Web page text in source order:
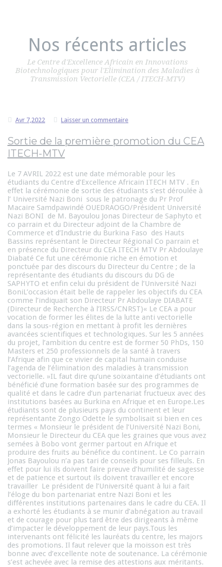
Nos récents articles
Le Centre d'Excellence Africain en Innovations
Biotechnologiques pour l'Elimination des Maladies à
Transmission Vectorielle (CEA / ITECH-MTV)
Avr 7,2022 Laisser un commentaire
Sortie de la première promotion du CEA
ITECH-MTV
Le 7 AVRIL 2022 est une date mémorable pour les
étudiants du Centre d’Excellence Africain ITECH MTV . En
effet la cérémonie de sortie des étudiants s’est déroulée à
l’ Université Nazi Boni sous le patronage du Pr Prof
Macaire Samdpawindé OUEDRAOGO/Président Université
Nazi BONI de M. Bayoulou Jonas Directeur de Saphyto et
co parrain et du Directeur adjoint de la Chambre de
Commerce et d’Industrie du Burkina Faso des Hauts
Bassins représentant le Directeur Régional Co parrain et
en présence du Directeur du CEA ITECH MTV Pr Abdoulaye
Diabaté Ce fut une cérémonie riche en émotion et
ponctuée par des discours du Directeur du Centre ; de la
représentante des étudiants du discours du DG de
SAPHYTO et enfin celui du président de l’Université Nazi
BoniL’occasion était belle de rappeler les objectifs du CEA
comme l’indiquait son Directeur Pr Abdoulaye DIABATE
(Directeur de Recherche à l’IRSS/CNRST)« Le CEA a pour
vocation de former les élites de la lutte anti vectorielle
dans la sous-région en mettant à profit les dernières
avancées scientifiques et technologiques. Sur les 5 années
du projet, l’ambition du centre est de former 50 PhDs, 150
Masters et 250 professionnels de la santé à travers
l’Afrique afin que ce vivier de capital humain conduise
l’agenda de l’élimination des maladies à transmission
vectorielle. »IL faut dire qu’une soixantaine d’étudiants ont
bénéficié d’une formation basée sur des programmes de
qualité et dans le cadre d’un partenariat fructueux avec des
institutions basées au Burkina en Afrique et en Europe.Les
étudiants sont de plusieurs pays du continent et leur
représentante Zongo Odette le symbolisait si bien en ces
termes « Monsieur le président de l’Université Nazi Boni,
Monsieur le Directeur du CEA que les graines que vous avez
semées à Bobo vont germer partout en Afrique et
produire des fruits au bénéfice du continent. Le Co parrain
Jonas Bayoulou n’a pas tari de conseils pour ses filleuls. En
effet pour lui ils doivent faire preuve d’humilité de sagesse
et de patience et surtout ils doivent travailler et encore
travailler Le président de l’Université quant à lui a fait
l’éloge du bon partenariat entre Nazi Boni et les
différentes institutions partenaires dans le cadre du CEA. Il
a exhorté les étudiants à se munir d’abnégation au travail
et de courage pour plus tard être des dirigeants à même
d’impacter le développement de leur pays.Tous les
intervenants ont félicité les lauréats du centre, les majors
des promotions. Il faut relever que la moisson est très
bonne avec d’excellente note de soutenance. La cérémonie
s’est achevée avec la remise des attestions aux méritants.